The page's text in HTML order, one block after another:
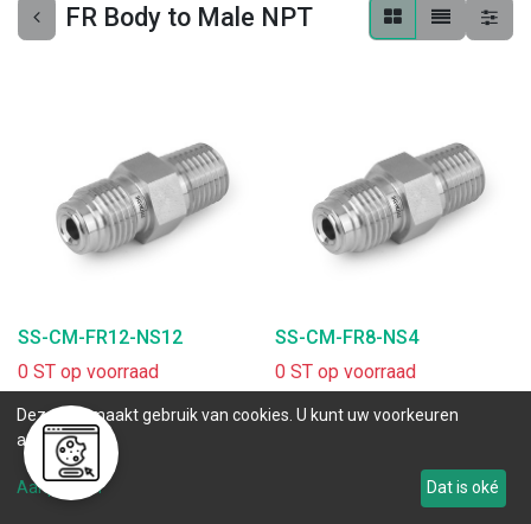
FR Body to Male NPT
SS-CM-FR12-NS12
0 ST op voorraad
SS-CM-FR8-NS4
0 ST op voorraad
Deze site maakt gebruik van cookies. U kunt uw voorkeuren
aanpassen.
Aanpassen Dat is oké